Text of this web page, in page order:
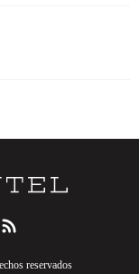
reservados